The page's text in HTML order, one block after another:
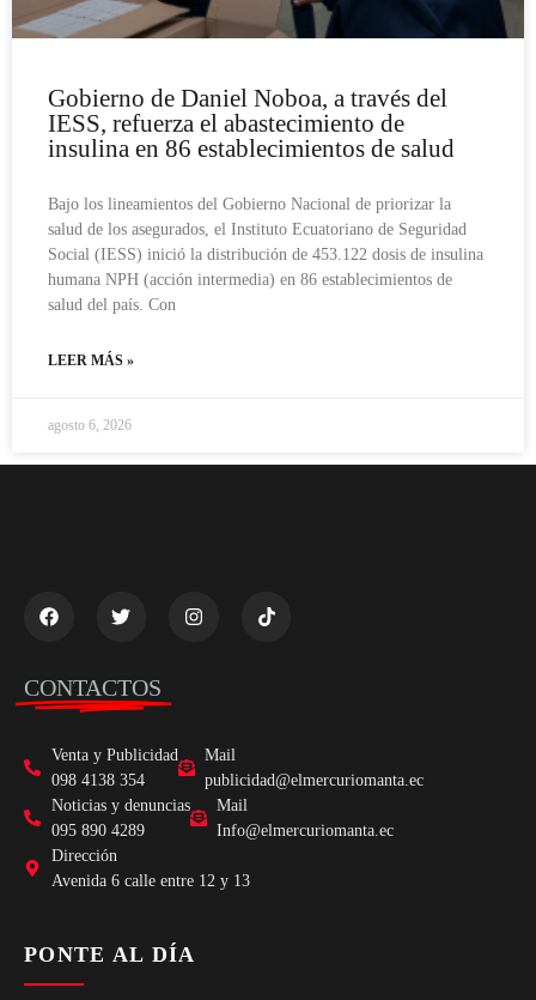
Gobierno de Daniel Noboa, a través del
IESS, refuerza el abastecimiento de
insulina en 86 establecimientos de salud
Bajo los lineamientos del Gobierno Nacional de priorizar la
salud de los asegurados, el Instituto Ecuatoriano de Seguridad
Social (IESS) inició la distribución de 453.122 dosis de insulina
humana NPH (acción intermedia) en 86 establecimientos de
salud del país. Con
LEER MÁS »
agosto 6, 2026
CONTACTOS
Venta y Publicidad
098 4138 354
Mail
publicidad@elmercuriomanta.ec
Noticias y denuncias
095 890 4289
Mail
Info@elmercuriomanta.ec
Dirección
Avenida 6 calle entre 12 y 13
PONTE AL DÍA